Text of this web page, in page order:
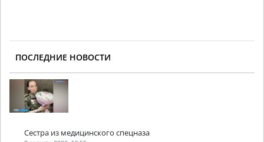
ПОСЛЕДНИЕ НОВОСТИ
Сестра из медицинского спецназа